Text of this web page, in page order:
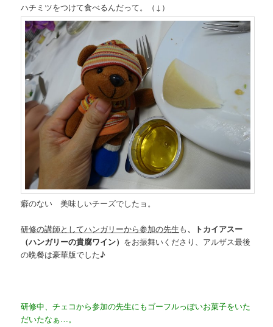
ハチミツをつけて食べるんだって。（↓）
癖のない 美味しいチーズでしたョ。
研修の講師としてハンガリーから参加の先生も、トカイアスー
（ハンガリーの貴腐ワイン） をお振舞いくださり、アルザス最後
の晩餐は豪華版でした♪
研修中、チェコから参加の先生にもゴーフルっぽいお菓子をいた
だいたなぁ…。